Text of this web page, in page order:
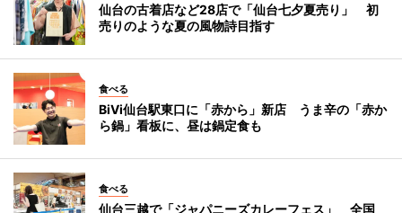
仙台の古着店など28店で「仙台七夕夏売り」 初
売りのような夏の風物詩目指す
食べる
BiVi仙台駅東口に「赤から」新店 うま辛の「赤か
ら鍋」看板に、昼は鍋定食も
食べる
仙台三越で「ジャパニーズカレーフェス」 全国